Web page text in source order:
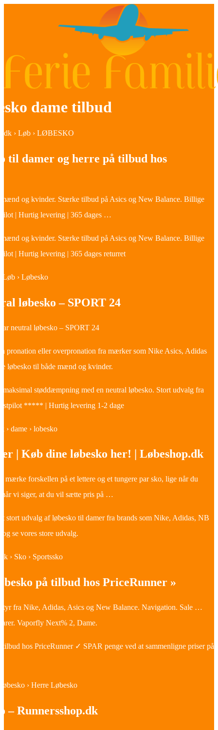
dame tilbud
› Løb › LØBESKO
til damer og herre på tilbud hos
og kvinder. Stærke tilbud på Asics og New Balance. Billige
| Hurtig levering | 365 dages …
og kvinder. Stærke tilbud på Asics og New Balance. Billige
| Hurtig levering | 365 dages returret
Løb › Løbesko
løbesko – SPORT 24
neutral løbesko – SPORT 24
pronation eller overpronation fra mærker som Nike Asics, Adidas
løbesko til både mænd og kvinder.
støddæmpning med en neutral løbesko. Stort udvalg fra
***** | Hurtig levering 1-2 dage
› dame › lobesko
| Køb dine løbesko her! | Løbeshop.dk
mærke forskellen på et lettere og et tungere par sko, lige når du
når vi siger, at du vil sætte pris på …
stort udvalg af løbesko til damer fra brands som Nike, Adidas, NB
se vores store udvalg.
› Sko › Sportssko
på tilbud hos PriceRunner »
fra Nike, Adidas, Asics og New Balance. Navigation. Sale …
Vaporfly Next% 2, Dame.
hos PriceRunner ✓ SPAR penge ved at sammenligne priser på
› Herre Løbesko
– Runnersshop.dk